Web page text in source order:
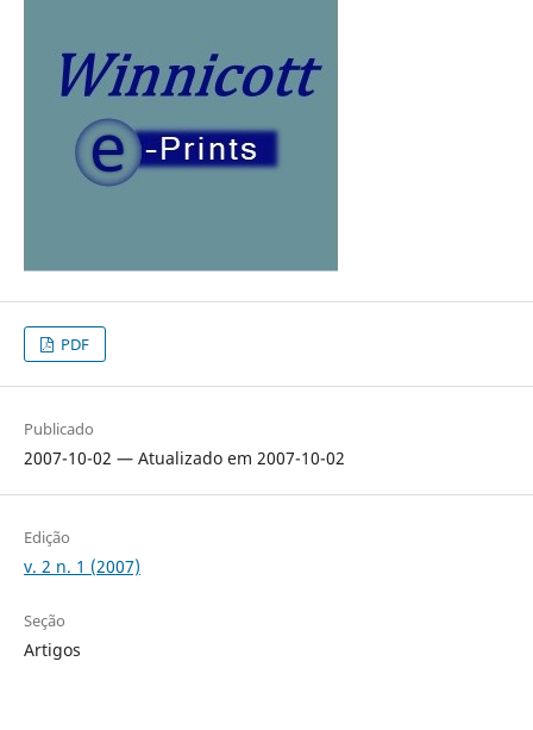
PDF
Publicado
2007-10-02 — Atualizado em 2007-10-02
Edição
v. 2 n. 1 (2007)
Seção
Artigos